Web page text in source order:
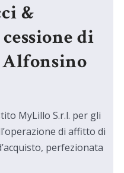
&
di
MyLillo S.r.l. per gli
di affitto di
perfezionata